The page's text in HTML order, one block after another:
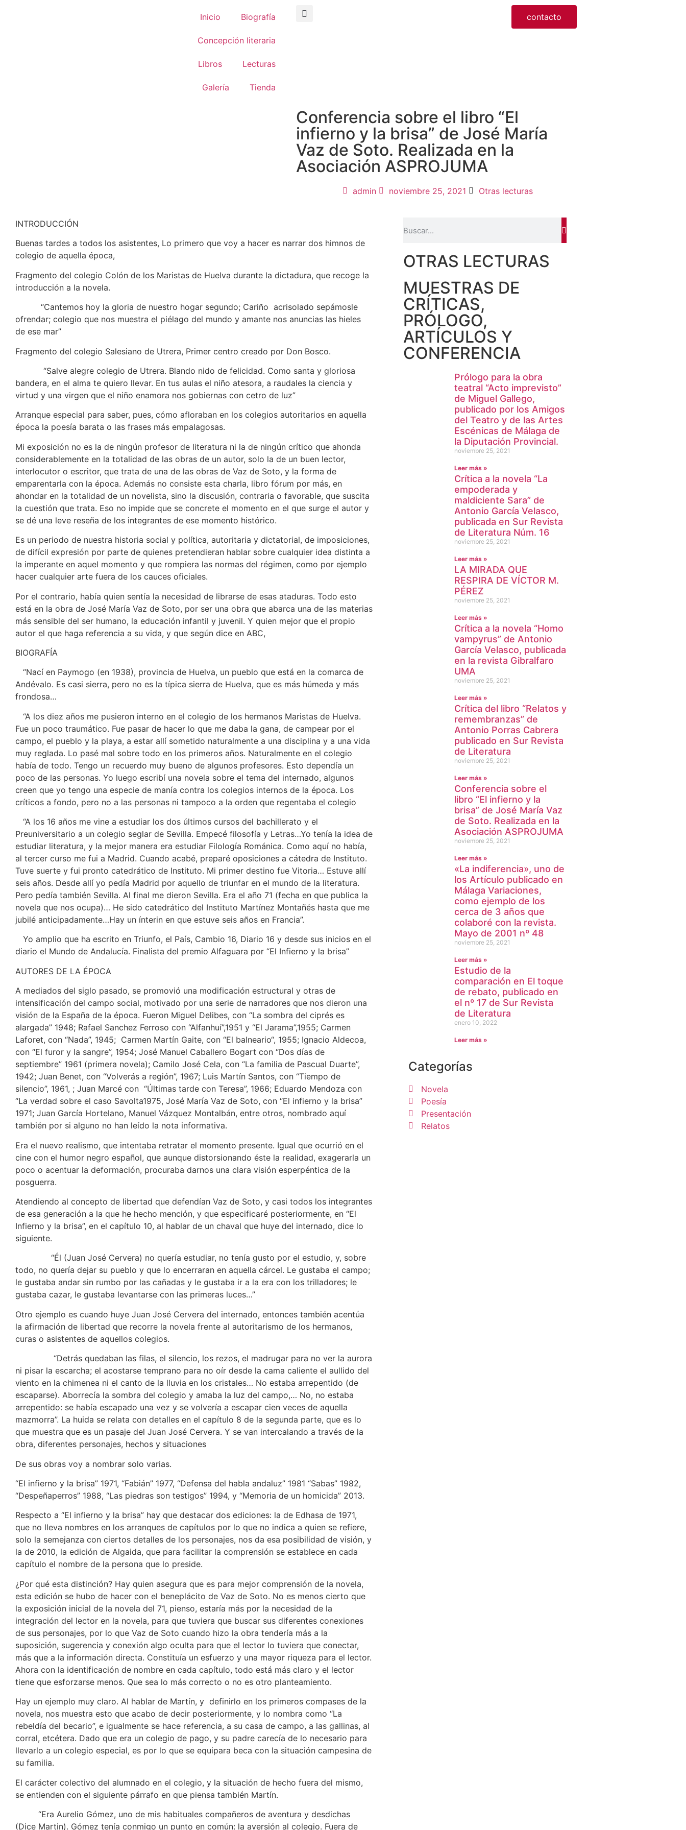
Inicio Biografía
Concepción literaria
Libros Lecturas
Galería Tienda
contacto
Conferencia sobre el libro “El
infierno y la brisa” de José María
Vaz de Soto. Realizada en la
Asociación ASPROJUMA
admin noviembre 25, 2021 Otras lecturas
INTRODUCCIÓN
Buenas tardes a todos los asistentes, Lo primero que voy a hacer es narrar dos himnos de
colegio de aquella época,
Fragmento del colegio Colón de los Maristas de Huelva durante la dictadura, que recoge la
introducción a la novela.
“Cantemos hoy la gloria de nuestro hogar segundo; Cariño acrisolado sepámosle
ofrendar; colegio que nos muestra el piélago del mundo y amante nos anuncias las hieles
de ese mar”
Fragmento del colegio Salesiano de Utrera, Primer centro creado por Don Bosco.
“Salve alegre colegio de Utrera. Blando nido de felicidad. Como santa y gloriosa
bandera, en el alma te quiero llevar. En tus aulas el niño atesora, a raudales la ciencia y
virtud y una virgen que el niño enamora nos gobiernas con cetro de luz”
Arranque especial para saber, pues, cómo afloraban en los colegios autoritarios en aquella
época la poesía barata o las frases más empalagosas.
Mi exposición no es la de ningún profesor de literatura ni la de ningún crítico que ahonda
considerablemente en la totalidad de las obras de un autor, solo la de un buen lector,
interlocutor o escritor, que trata de una de las obras de Vaz de Soto, y la forma de
emparentarla con la época. Además no consiste esta charla, libro fórum por más, en
ahondar en la totalidad de un novelista, sino la discusión, contraria o favorable, que suscita
la cuestión que trata. Eso no impide que se concrete el momento en el que surge el autor y
se dé una leve reseña de los integrantes de ese momento histórico.
Es un periodo de nuestra historia social y política, autoritaria y dictatorial, de imposiciones,
de difícil expresión por parte de quienes pretendieran hablar sobre cualquier idea distinta a
la imperante en aquel momento y que rompiera las normas del régimen, como por ejemplo
hacer cualquier arte fuera de los cauces oficiales.
Por el contrario, había quien sentía la necesidad de librarse de esas ataduras. Todo esto
está en la obra de José María Vaz de Soto, por ser una obra que abarca una de las materias
más sensible del ser humano, la educación infantil y juvenil. Y quien mejor que el propio
autor el que haga referencia a su vida, y que según dice en ABC,
BIOGRAFÍA
“Nací en Paymogo (en 1938), provincia de Huelva, un pueblo que está en la comarca de
Andévalo. Es casi sierra, pero no es la típica sierra de Huelva, que es más húmeda y más
frondosa…
“A los diez años me pusieron interno en el colegio de los hermanos Maristas de Huelva.
Fue un poco traumático. Fue pasar de hacer lo que me daba la gana, de campear por el
campo, el pueblo y la playa, a estar allí sometido naturalmente a una disciplina y a una vida
muy reglada. Lo pasé mal sobre todo en los primeros años. Naturalmente en el colegio
había de todo. Tengo un recuerdo muy bueno de algunos profesores. Esto dependía un
poco de las personas. Yo luego escribí una novela sobre el tema del internado, algunos
creen que yo tengo una especie de manía contra los colegios internos de la época. Los
críticos a fondo, pero no a las personas ni tampoco a la orden que regentaba el colegio
“A los 16 años me vine a estudiar los dos últimos cursos del bachillerato y el
Preuniversitario a un colegio seglar de Sevilla. Empecé filosofía y Letras…Yo tenía la idea de
estudiar literatura, y la mejor manera era estudiar Filología Románica. Como aquí no había,
al tercer curso me fui a Madrid. Cuando acabé, preparé oposiciones a cátedra de Instituto.
Tuve suerte y fui pronto catedrático de Instituto. Mi primer destino fue Vitoria… Estuve allí
seis años. Desde allí yo pedía Madrid por aquello de triunfar en el mundo de la literatura.
Pero pedía también Sevilla. Al final me dieron Sevilla. Era el año 71 (fecha en que publica la
novela que nos ocupa)… He sido catedrático del Instituto Martínez Montañés hasta que me
jubilé anticipadamente…Hay un ínterin en que estuve seis años en Francia”.
Yo amplio que ha escrito en Triunfo, el País, Cambio 16, Diario 16 y desde sus inicios en el
diario el Mundo de Andalucía. Finalista del premio Alfaguara por “El Infierno y la brisa”
AUTORES DE LA ÉPOCA
A mediados del siglo pasado, se promovió una modificación estructural y otras de
intensificación del campo social, motivado por una serie de narradores que nos dieron una
visión de la España de la época. Fueron Miguel Delibes, con “La sombra del ciprés es
alargada” 1948; Rafael Sanchez Ferroso con “Alfanhuí”,1951 y “El Jarama”,1955; Carmen
Laforet, con “Nada”, 1945; Carmen Martín Gaite, con “El balneario“, 1955; Ignacio Aldecoa,
con “El furor y la sangre”, 1954; José Manuel Caballero Bogart con “Dos días de
septiembre” 1961 (primera novela); Camilo José Cela, con “La familia de Pascual Duarte”,
1942; Juan Benet, con “Volverás a región”, 1967; Luis Martín Santos, con “Tiempo de
silencio”, 1961, ; Juan Marcé con “Últimas tarde con Teresa”, 1966; Eduardo Mendoza con
“La verdad sobre el caso Savolta1975, José María Vaz de Soto, con “El infierno y la brisa”
1971; Juan García Hortelano, Manuel Vázquez Montalbán, entre otros, nombrado aquí
también por si alguno no han leído la nota informativa.
Era el nuevo realismo, que intentaba retratar el momento presente. Igual que ocurrió en el
cine con el humor negro español, que aunque distorsionando éste la realidad, exagerarla un
poco o acentuar la deformación, procuraba darnos una clara visión esperpéntica de la
posguerra.
Atendiendo al concepto de libertad que defendían Vaz de Soto, y casi todos los integrantes
de esa generación a la que he hecho mención, y que especificaré posteriormente, en “El
Infierno y la brisa”, en el capítulo 10, al hablar de un chaval que huye del internado, dice lo
siguiente.
“Él (Juan José Cervera) no quería estudiar, no tenía gusto por el estudio, y, sobre
todo, no quería dejar su pueblo y que lo encerraran en aquella cárcel. Le gustaba el campo;
le gustaba andar sin rumbo por las cañadas y le gustaba ir a la era con los trilladores; le
gustaba cazar, le gustaba levantarse con las primeras luces…”
Otro ejemplo es cuando huye Juan José Cervera del internado, entonces también acentúa
la afirmación de libertad que recorre la novela frente al autoritarismo de los hermanos,
curas o asistentes de aquellos colegios.
“Detrás quedaban las filas, el silencio, los rezos, el madrugar para no ver la aurora
ni pisar la escarcha; el acostarse temprano para no oír desde la cama caliente el aullido del
viento en la chimenea ni el canto de la lluvia en los cristales… No estaba arrepentido (de
escaparse). Aborrecía la sombra del colegio y amaba la luz del campo,… No, no estaba
arrepentido: se había escapado una vez y se volvería a escapar cien veces de aquella
mazmorra”. La huida se relata con detalles en el capítulo 8 de la segunda parte, que es lo
que muestra que es un pasaje del Juan José Cervera. Y se van intercalando a través de la
obra, diferentes personajes, hechos y situaciones
De sus obras voy a nombrar solo varias.
“El infierno y la brisa” 1971, “Fabián” 1977, “Defensa del habla andaluz” 1981 “Sabas” 1982,
“Despeñaperros” 1988, “Las piedras son testigos” 1994, y “Memoria de un homicida” 2013.
Respecto a “El infierno y la brisa” hay que destacar dos ediciones: la de Edhasa de 1971,
que no lleva nombres en los arranques de capítulos por lo que no indica a quien se refiere,
solo la semejanza con ciertos detalles de los personajes, nos da esa posibilidad de visión, y
la de 2010, la edición de Algaida, que para facilitar la comprensión se establece en cada
capítulo el nombre de la persona que lo preside.
¿Por qué esta distinción? Hay quien asegura que es para mejor comprensión de la novela,
esta edición se hubo de hacer con el beneplácito de Vaz de Soto. No es menos cierto que
la exposición inicial de la novela del 71, pienso, estaría más por la necesidad de la
integración del lector en la novela, para que tuviera que buscar sus diferentes conexiones
de sus personajes, por lo que Vaz de Soto cuando hizo la obra tendería más a la
suposición, sugerencia y conexión algo oculta para que el lector lo tuviera que conectar,
más que a la información directa. Constituía un esfuerzo y una mayor riqueza para el lector.
Ahora con la identificación de nombre en cada capítulo, todo está más claro y el lector
tiene que esforzarse menos. Que sea lo más correcto o no es otro planteamiento.
Hay un ejemplo muy claro. Al hablar de Martín, y definirlo en los primeros compases de la
novela, nos muestra esto que acabo de decir posteriormente, y lo nombra como “La
rebeldía del becario”, e igualmente se hace referencia, a su casa de campo, a las gallinas, al
corral, etcétera. Dado que era un colegio de pago, y su padre carecía de lo necesario para
llevarlo a un colegio especial, es por lo que se equipara beca con la situación campesina de
su familia.
El carácter colectivo del alumnado en el colegio, y la situación de hecho fuera del mismo,
se entienden con el siguiente párrafo en que piensa también Martín.
“Era Aurelio Gómez, uno de mis habituales compañeros de aventura y desdichas
(Dice Martin). Gómez tenía conmigo un punto en común: la aversión al colegio. Fuera de
OTRAS LECTURAS
MUESTRAS DE
CRÍTICAS,
PRÓLOGO,
ARTÍCULOS Y
CONFERENCIA
Prólogo para la obra
teatral “Acto imprevisto”
de Miguel Gallego,
publicado por los Amigos
del Teatro y de las Artes
Escénicas de Málaga de
la Diputación Provincial.
noviembre 25, 2021
Leer más »
Crítica a la novela “La
empoderada y
maldiciente Sara” de
Antonio García Velasco,
publicada en Sur Revista
de Literatura Núm. 16
noviembre 25, 2021
Leer más »
LA MIRADA QUE
RESPIRA DE VÍCTOR M.
PÉREZ
noviembre 25, 2021
Leer más »
Crítica a la novela “Homo
vampyrus” de Antonio
García Velasco, publicada
en la revista Gibralfaro
UMA
noviembre 25, 2021
Leer más »
Crítica del libro “Relatos y
remembranzas” de
Antonio Porras Cabrera
publicado en Sur Revista
de Literatura
noviembre 25, 2021
Leer más »
Conferencia sobre el
libro “El infierno y la
brisa” de José María Vaz
de Soto. Realizada en la
Asociación ASPROJUMA
noviembre 25, 2021
Leer más »
«La indiferencia», uno de
los Artículo publicado en
Málaga Variaciones,
como ejemplo de los
cerca de 3 años que
colaboré con la revista.
Mayo de 2001 nº 48
noviembre 25, 2021
Leer más »
Estudio de la
comparación en El toque
de rebato, publicado en
el nº 17 de Sur Revista
de Literatura
enero 10, 2022
Leer más »
Categorías
Novela
Poesía
Presentación
Relatos